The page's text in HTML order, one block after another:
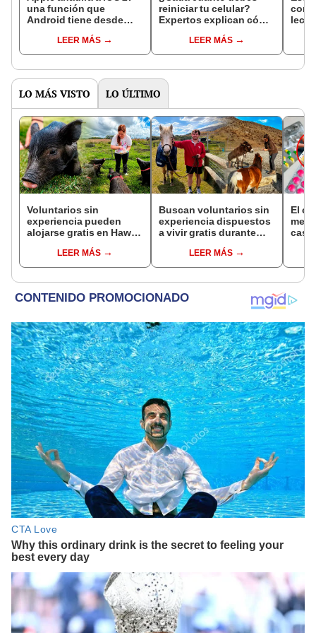
una función que
Android tiene desde
pagos entre amigos:
¿cómo usarla?
LEER MÁS
reiniciar tu celular?
Expertos explican cómo
rendimiento
LEER MÁS
LO MÁS VISTO LO ÚLTIMO
Voluntarios sin
experiencia pueden
alojarse gratis en Hawái
trabajos: así funciona el
programa para cuidar
LEER MÁS
Buscan voluntarios sin
experiencia dispuestos
a vivir gratis durante
cuidar caballos, burros
y otros animales
LEER MÁS
El